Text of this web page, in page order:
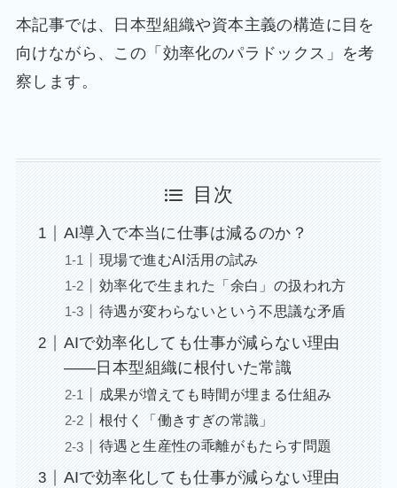
本記事では、日本型組織や資本主義の構造に目を
向けながら、この「効率化のパラドックス」を考
察します。
目次
AI導入で本当に仕事は減るのか？
現場で進むAI活用の試み
効率化で生まれた「余白」の扱われ方
待遇が変わらないという不思議な矛盾
AIで効率化しても仕事が減らない理由
――日本型組織に根付いた常識
成果が増えても時間が埋まる仕組み
根付く「働きすぎの常識」
待遇と生産性の乖離がもたらす問題
AIで効率化しても仕事が減らない理由